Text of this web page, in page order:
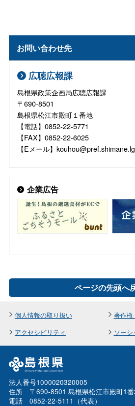
お問い合わせ先
広聴広報課
島根県政策企画局広聴広報課
〒690-8501
島根県松江市殿町１番地
【電話】0852-22-5771
【FAX】0852-22-6025
【Eメール】
企業広告
ページの先頭へ
個人情報の取り扱い
著作権
アクセシビリティ
ソー
法人番号1000020320005
住所 〒690-8501 島根県松江市殿町1
電話 0852-22-5111（代表）